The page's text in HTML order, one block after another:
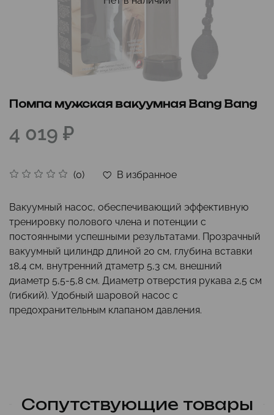
Помпа мужская вакуумная Bang Bang
(0) В избранное
4 019 ₽
Вакуумный насос, обеспечивающий эффективную
тренировку полового члена и потенции с
постоянными успешными результатами. Прозрачный
вакуумный цилиндр длиной 20 см, глубина вставки
18,4 см, внутренний дтаметр 5,3 см, внешний
диаметр 5,5-5,8 см. Диаметр отверстия рукава 2,5 см
(гибкий). Удобный шаровой насос с
предохранительным клапаном давления.
Сопутствующие товары